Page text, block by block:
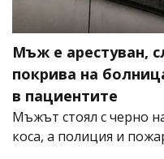
Мъж е арестуван,
покрива на
в пациентите
Мъжът стоял с черно
коса, а полиция и